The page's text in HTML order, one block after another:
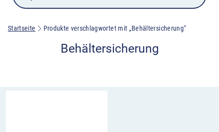
Startseite Produkte verschlagwortet mit „Behältersicherung“
Behältersicherung